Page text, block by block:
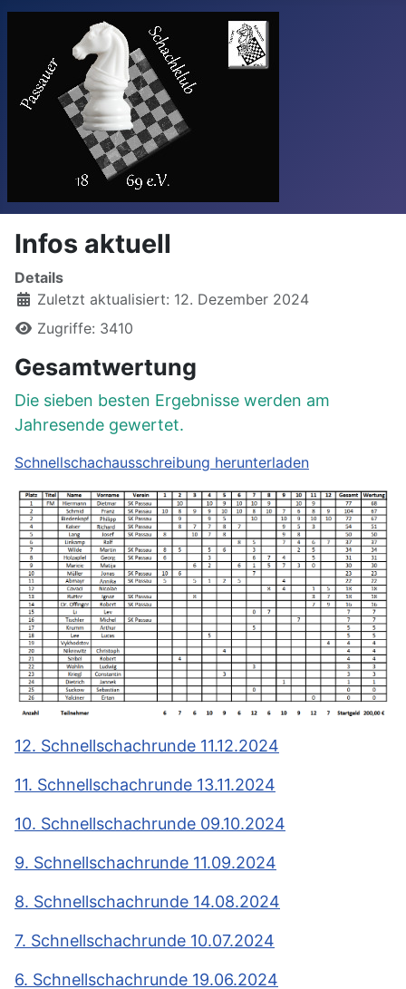
Infos aktuell
Details
Zuletzt aktualisiert: 12. Dezember 2024
Zugriffe: 3410
Gesamtwertung
Die sieben besten Ergebnisse werden am
Jahresende gewertet.
Schnellschachausschreibung herunterladen
12. Schnellschachrunde 11.12.2024
11. Schnellschachrunde 13.11.2024
10. Schnellschachrunde 09.10.2024
9. Schnellschachrunde 11.09.2024
8. Schnellschachrunde 14.08.2024
7. Schnellschachrunde 10.07.2024
6. Schnellschachrunde 19.06.2024